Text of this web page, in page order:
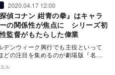
2020.04.17 12:00
探偵コナン 紺青の拳』はキャラ
の関係性が焦点に シリーズ初
監督がもたらした偉業
デンウィーク興行でも主役といって
どの注目を集めるのが劇場版『名探
ン』シリーズだ。ファミリー層を中
た多くの…
ル